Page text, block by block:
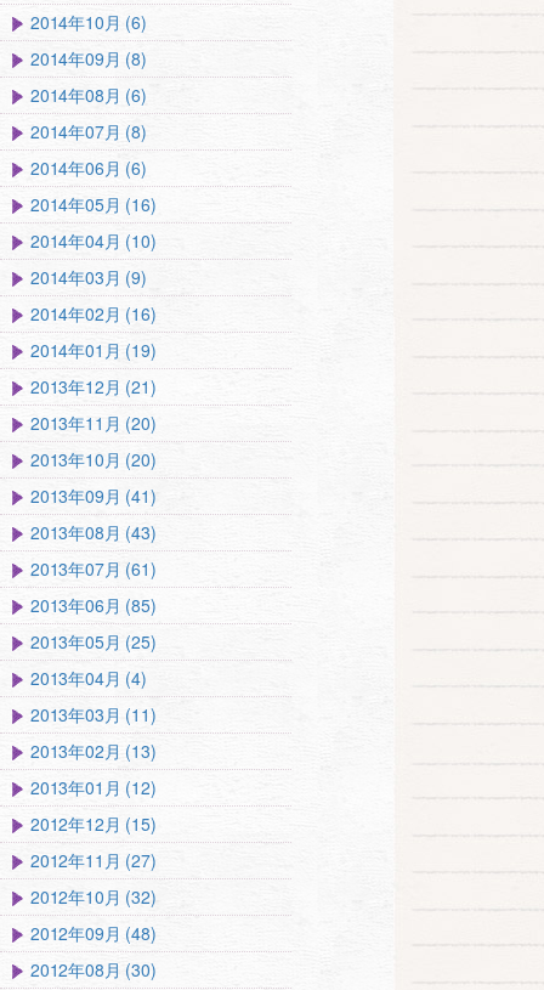
2014年10月 (6)
2014年09月 (8)
2014年08月 (6)
2014年07月 (8)
2014年06月 (6)
2014年05月 (16)
2014年04月 (10)
2014年03月 (9)
2014年02月 (16)
2014年01月 (19)
2013年12月 (21)
2013年11月 (20)
2013年10月 (20)
2013年09月 (41)
2013年08月 (43)
2013年07月 (61)
2013年06月 (85)
2013年05月 (25)
2013年04月 (4)
2013年03月 (11)
2013年02月 (13)
2013年01月 (12)
2012年12月 (15)
2012年11月 (27)
2012年10月 (32)
2012年09月 (48)
2012年08月 (30)